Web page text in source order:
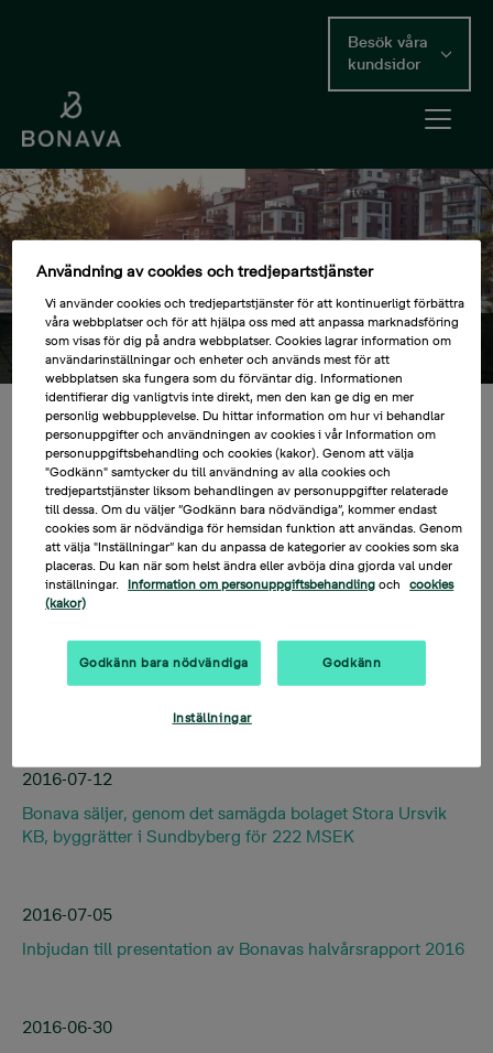
Besök våra
kundsidor
Open
Main Content
Vi bygger mer än bara bostäder. Vi bygger lyckliga
grannskap.
Pressmeddelanden
Kategori
2016-07-12
Bonava säljer, genom det samägda bolaget Stora Ursvik
KB, byggrätter i Sundbyberg för 222 MSEK
2016-07-05
Inbjudan till presentation av Bonavas halvårsrapport 2016
2016-06-30
Användning av cookies och tredjepartstjänster
Vi använder cookies och tredjepartstjänster för att kontinuerligt förbättra
våra webbplatser och för att hjälpa oss med att anpassa marknadsföring
som visas för dig på andra webbplatser. Cookies lagrar information om
användarinställningar och enheter och används mest för att
webbplatsen ska fungera som du förväntar dig. Informationen
identifierar dig vanligtvis inte direkt, men den kan ge dig en mer
personlig webbupplevelse. Du hittar information om hur vi behandlar
personuppgifter och användningen av cookies i vår Information om
personuppgiftsbehandling och cookies (kakor). Genom att välja
"Godkänn" samtycker du till användning av alla cookies och
tredjepartstjänster liksom behandlingen av personuppgifter relaterade
till dessa. Om du väljer ”Godkänn bara nödvändiga”, kommer endast
cookies som är nödvändiga för hemsidan funktion att användas. Genom
att välja "Inställningar” kan du anpassa de kategorier av cookies som ska
placeras. Du kan när som helst ändra eller avböja dina gjorda val under
inställningar.
Information om personuppgiftsbehandling och
cookies
(kakor)
Godkänn bara nödvändiga Godkänn
Inställningar